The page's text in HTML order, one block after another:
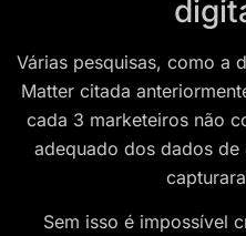
Várias pesquisas, como a
Matter citada
cada 3 marketeiros não
adequado dos dados de
Sem isso é impossível